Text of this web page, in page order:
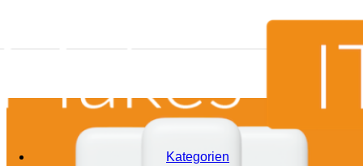
Kategorien